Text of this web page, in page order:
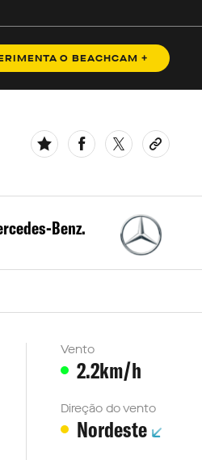
O BEACHCAM +
Benz.
à Ericeira Medina segue
Vento
2.2km/h
Direção do vento
Nordeste